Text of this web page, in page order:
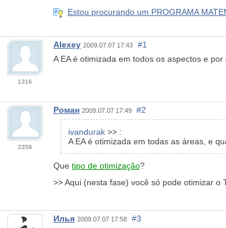
Estou procurando um PROGRAMA
1316
Alexey 2009.07.07 17:43
#1
A EA é otimizada em todos os aspectos e
2358
Роман 2009.07.07 17:49 #2
ivandurak >> :
A EA é otimizada em todas as áreas, e
Que tipo de otimização?
>> Aqui (nesta fase) você só pode otimizar
Илья 2009.07.07 17:58
#3